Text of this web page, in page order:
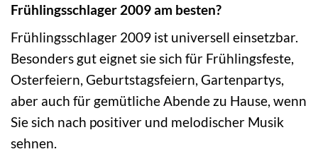
Frühlingsschlager 2009 am besten?
Frühlingsschlager 2009 ist universell einsetzbar.
Besonders gut eignet sie sich für Frühlingsfeste,
Osterfeiern, Geburtstagsfeiern, Gartenpartys,
aber auch für gemütliche Abende zu Hause, wenn
Sie sich nach positiver und melodischer Musik
sehnen.